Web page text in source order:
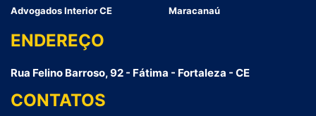
Advogados Interior CE
Maracanaú
ENDEREÇO
Rua Felino Barroso, 92 - Fátima - Fortaleza - CE
CONTATOS